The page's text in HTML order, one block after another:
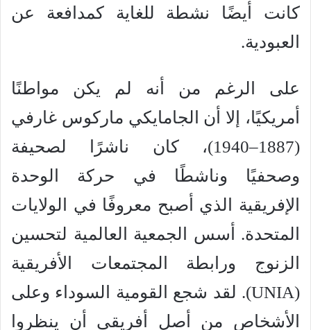
كانت أيضًا نشطة للغاية كمدافعة عن
العبودية.
على الرغم من أنه لم يكن مواطنًا
أمريكيًا، إلا أن الجامايكي ماركوس غارفي
(1887–1940)، كان ناشرًا لصحيفة
وصحفيًا وناشطًا في حركة الوحدة
الإفريقية الذي أصبح معروفًا في الولايات
المتحدة. أسس الجمعية العالمية لتحسين
الزنوج ورابطة المجتمعات الأفريقية
(UNIA). لقد شجع القومية السوداء وعلى
الأشخاص من أصل أفريقي أن ينظروا